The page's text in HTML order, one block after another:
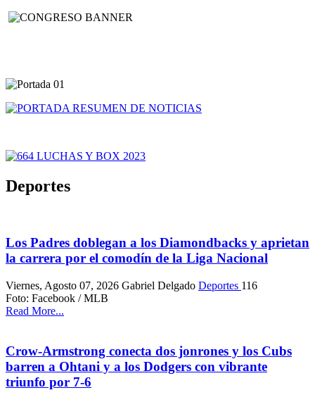
Deportes
Los Padres doblegan a los Diamondbacks y aprietan
la carrera por el comodín de la Liga Nacional
Viernes, Agosto 07, 2026 Gabriel Delgado Deportes 116
Foto: Facebook / MLB
Read More...
Crow-Armstrong conecta dos jonrones y los Cubs
barren a Ohtani y a los Dodgers con vibrante
triunfo por 7-6